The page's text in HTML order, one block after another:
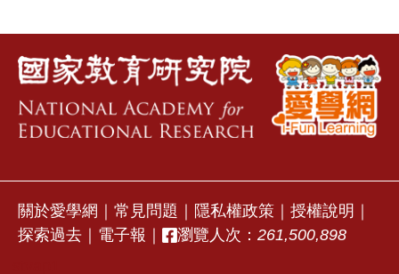
關於愛學網 常見問題 隱私權政策 授權說明
探索過去
電子報 瀏覽人次： 261,500,898